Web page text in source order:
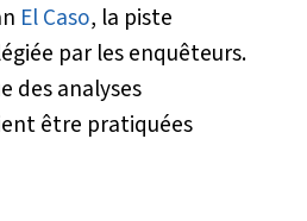
El Caso, la piste
par les enquêteurs.
des analyses
être pratiquées